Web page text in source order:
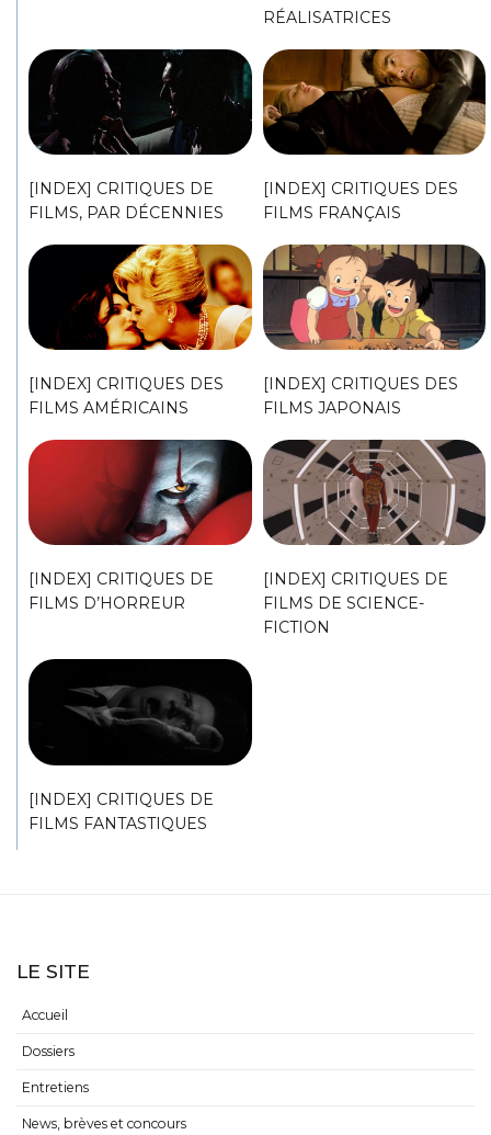
RÉALISATRICES
[INDEX] CRITIQUES DE
FILMS, PAR DÉCENNIES
[INDEX] CRITIQUES DES
FILMS FRANÇAIS
[INDEX] CRITIQUES DES
FILMS AMÉRICAINS
[INDEX] CRITIQUES DES
FILMS JAPONAIS
[INDEX] CRITIQUES DE
FILMS D’HORREUR
[INDEX] CRITIQUES DE
FILMS DE SCIENCE-
FICTION
[INDEX] CRITIQUES DE
FILMS FANTASTIQUES
LE SITE
Accueil
Dossiers
Entretiens
News, brèves et concours